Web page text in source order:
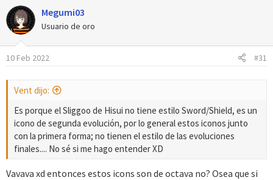
Megumi03
Usuario de oro
10 Feb 2022 #31
Vent dijo:
Es porque el Sliggoo de Hisui no tiene estilo Sword/Shield, es un
icono de segunda evolución, por lo general estos iconos junto
con la primera forma; no tienen el estilo de las evoluciones
finales.... No sé si me hago entender XD
Vavava xd entonces estos icons son de octava no? Osea que si